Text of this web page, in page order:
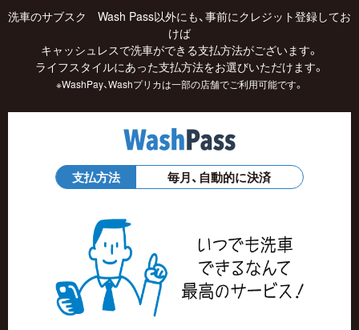
洗車のサブスク Wash Pass以外にも、事前にクレジット登録してお
けば
キャッシュレスで洗車ができる支払方法がございます。
ライフスタイルにあった支払方法をお選びいただけます。
※WashPay、Washプリカは一部の店舗でご利用可能です。
支払方法 毎月、自動的に決済